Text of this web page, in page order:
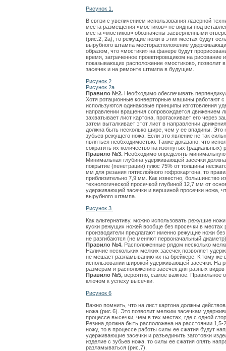
Рисунок 1.
В связи с увеличением использования лазерной
места размещения «мостиков» не видны под
места «мостиков» обозначены засверленными
(рис.2, 2а), то режущие ножи в этих местах будут
вырубного штампа месторасположение
образом, что «мостики» на фанере будут
время, затраченное проектировщиком на рисование
показывающих расположение «мостиков»,
засечек и на ремонте штампа в будущем.
Рисунок 2
Рисунок 2a
Правило №2. Необходимо обеспечивать
Хотя ротационные конверторные машины работают
используются одинаковые принципы изготовления
направлении вращения сопровождается движением
захватывает лист картона, протаскивает его
затем выталкивает этот лист в направлении
должна быть несколько шире, чем у ее впадины. Это
зубьев режущего ножа. Если это явление не так
являться необходимостью. Также доказано, что
сократить их количество на изогнутых
Правило №3. Необходимо определять
Минимальная глубина удерживающей засечки
покрытие (пенетрации) плюс 75% от толщины
мм для резания пятислойного гофрокартона, то
приблизительно 7,9 мм. Как известно, большинство
технологической просечкой глубиной 12,7 мм от
удерживающей засечки и вершиной просечки ножа,
вырубного штампа.
Рисунок 3.
Как альтернативу, можно использовать режущие
куски режущих ножей вообще без просечки в
производители предлагают именно режущие ножи
не разгибаются (не меняют первоначальный
Правило №4. Расположенные рядом несколько
Наличие нескольких мелких засечек позволяет
не мешает разламыванию их на брейкере. К тому же
использовании широкой удерживающей засечки. На
размерам и расположению засечек для разных видов
Правило №5, вероятно, самое важное. Правильное
ключом к успеху высечки.
Рисунок 6
Важно помнить, что на лист картона должны
ножа (рис.6). Это позволит мелким засечкам
процессе высечки, чем в тех местах, где с одной
Резина должна быть расположена на расстоянии
ножу, то в процессе работы силы ее сжатия будут
удерживающие засечки и разъединить заготовки
изделие с зубьев ножа, то силы ее сжатия опять
разламываться (рис.7).